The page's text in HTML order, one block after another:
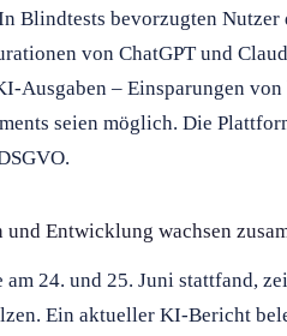
Blindtests bevorzugten
von ChatGPT und
Ausgaben – Einsparungen von
seien möglich. Die
Entwicklung wachsen
24. und 25. Juni stattfand,
Ein aktueller KI-Bericht